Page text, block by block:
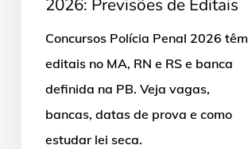
2026: Previsões de Editais
Concursos Polícia Penal 2026 têm
editais no MA, RN e RS e banca
definida na PB. Veja vagas,
bancas, datas de prova e como
estudar lei seca.